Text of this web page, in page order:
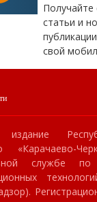
Получайте
статьи и
свой
издание
«Карачаево-
службе